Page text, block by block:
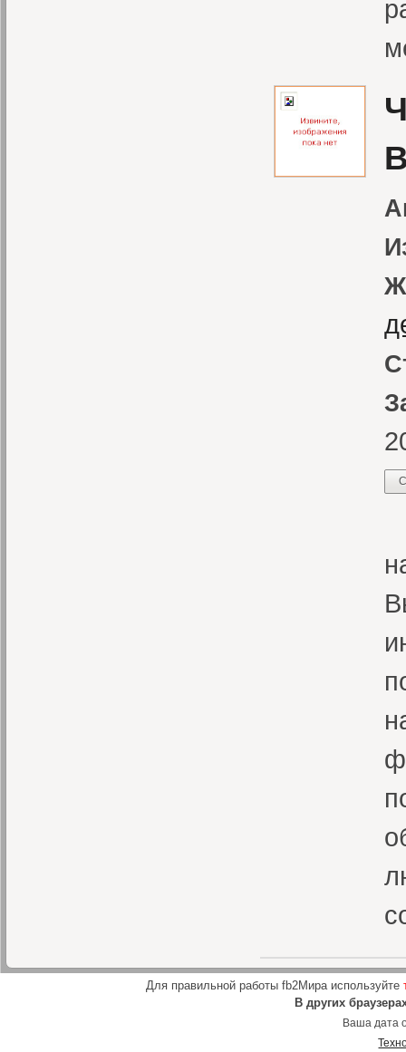
Для правильной работы fb2Мира используйте
В других
Ваша дата